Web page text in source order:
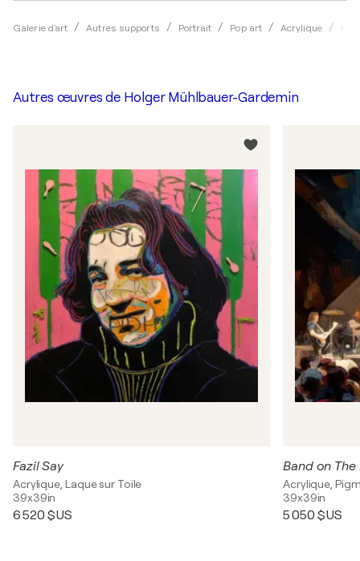
Galerie d'art Autres supports Portrait Pop art Acrylique
Autres œuvres de Holger Mühlbauer-Gardemin
Fazil Say
Acrylique, Laque sur Toile
39x39in
6 520 $US
Band on The
Acrylique,
39x39in
5 050 $US